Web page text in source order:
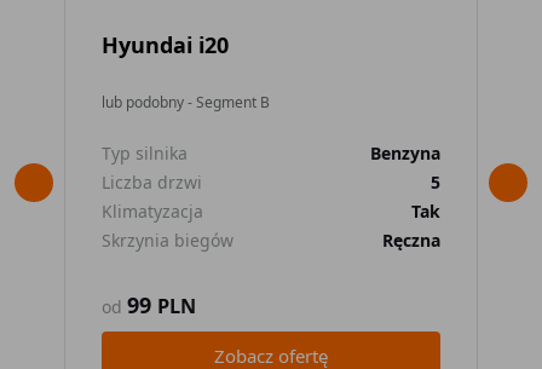
Hyundai i20
lub podobny - Segment B
Typ silnika
Benzyna
Liczba drzwi
5
Klimatyzacja
Tak
Skrzynia biegów
Ręczna
od 99 PLN
Zobacz ofertę